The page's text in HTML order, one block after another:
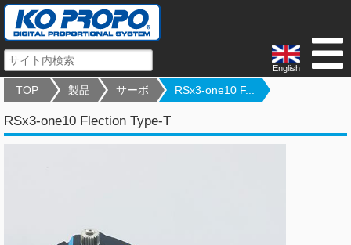
English
TOP 製品 サーボ RSx3-one10 F...
RSx3-one10 Flection Type-T